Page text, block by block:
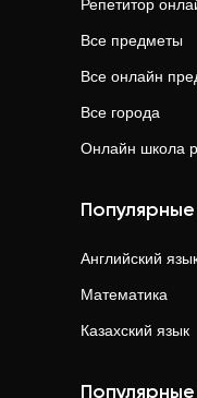
Репетитор
Все предметы
Все онлайн
Все города
Онлайн школа
Английский
Математика
Казахский язык